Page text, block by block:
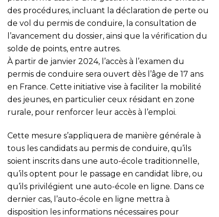
des procédures, incluant la déclaration de perte ou
de vol du permis de conduire, la consultation de
l’avancement du dossier, ainsi que la vérification du
solde de points, entre autres.
À partir de janvier 2024, l’accès à l’examen du
permis de conduire sera ouvert dès l’âge de 17 ans
en France. Cette initiative vise à faciliter la mobilité
des jeunes, en particulier ceux résidant en zone
rurale, pour renforcer leur accès à l’emploi.
Cette mesure s’appliquera de manière générale à
tous les candidats au permis de conduire, qu’ils
soient inscrits dans une auto-école traditionnelle,
qu’ils optent pour le passage en candidat libre, ou
qu’ils privilégient une auto-école en ligne. Dans ce
dernier cas, l’auto-école en ligne mettra à
disposition les informations nécessaires pour